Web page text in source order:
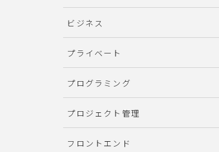
ビジネス
プライベート
プログラミング
プロジェクト管理
フロントエンド